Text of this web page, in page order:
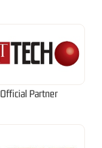
Official Partner